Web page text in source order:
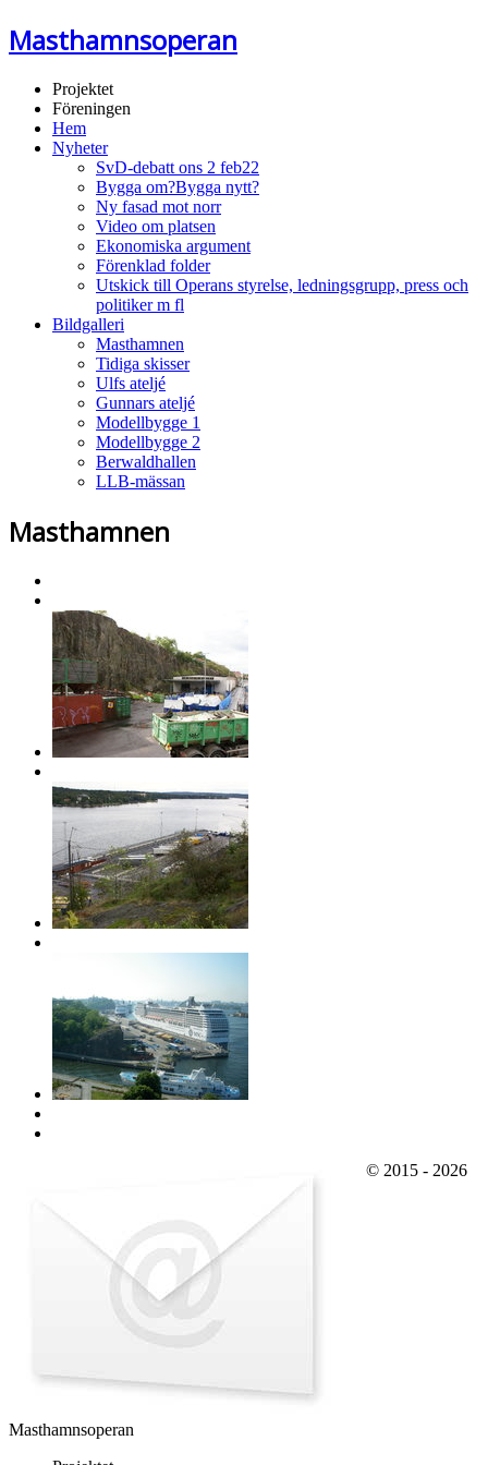
Masthamnsoperan
Projektet
Föreningen
Hem
Nyheter
SvD-debatt ons 2 feb22
Bygga om?Bygga nytt?
Ny fasad mot norr
Video om platsen
Ekonomiska argument
Förenklad folder
Utskick till Operans styrelse, ledningsgrupp, press och
politiker m fl
Bildgalleri
Masthamnen
Tidiga skisser
Ulfs ateljé
Gunnars ateljé
Modellbygge 1
Modellbygge 2
Berwaldhallen
LLB-mässan
Masthamnen
© 2015 - 2026
Masthamnsoperan